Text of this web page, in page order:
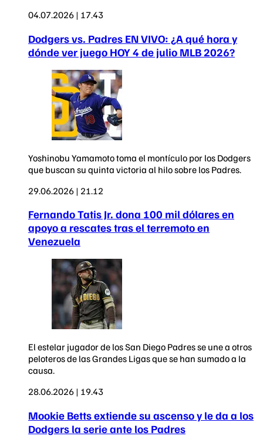
04.07.2026 | 17.43
Dodgers vs. Padres EN VIVO: ¿A qué hora y
dónde ver juego HOY 4 de julio MLB 2026?
Yoshinobu Yamamoto toma el montículo por los Dodgers
que buscan su quinta victoria al hilo sobre los Padres.
29.06.2026 | 21.12
Fernando Tatis Jr. dona 100 mil dólares en
apoyo a rescates tras el terremoto en
Venezuela
El estelar jugador de los San Diego Padres se une a otros
peloteros de las Grandes Ligas que se han sumado a la
causa.
28.06.2026 | 19.43
Mookie Betts extiende su ascenso y le da a los
Dodgers la serie ante los Padres